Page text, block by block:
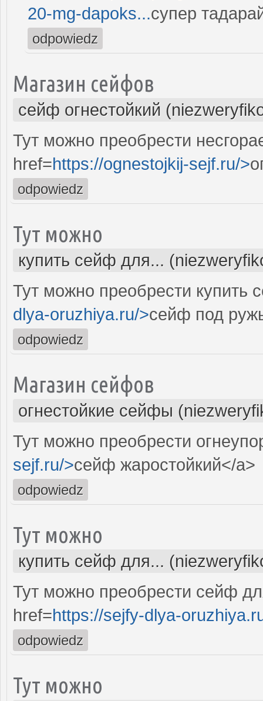
20-mg-dapoks...супер
odpowiedz
Магазин сейфов
сейф огнестойкий
Тут можно преобрести
href=https://ognestojkij-sejf.ru/>
odpowiedz
Тут можно
купить сейф для...
Тут можно преобрести купить
dlya-oruzhiya.ru/>сейф под
odpowiedz
Магазин сейфов
огнестойкие сейфы
Тут можно преобрести
sejf.ru/>сейф жаростойкий</a>
odpowiedz
Тут можно
купить сейф для...
Тут можно преобрести сейф
href=https://sejfy-dlya-
odpowiedz
Тут можно